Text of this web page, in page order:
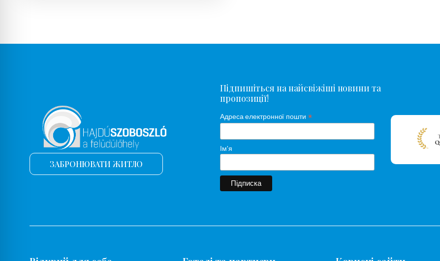
Ресторан
Однорічна парцела
Столові прибори
Морозильна камера
ЗАБРОНЮВАТИ ЖИТЛО
Підпишіться на найсвіжіші новини та
пропозиції!
Адреса електронної пошти *
Ім'я